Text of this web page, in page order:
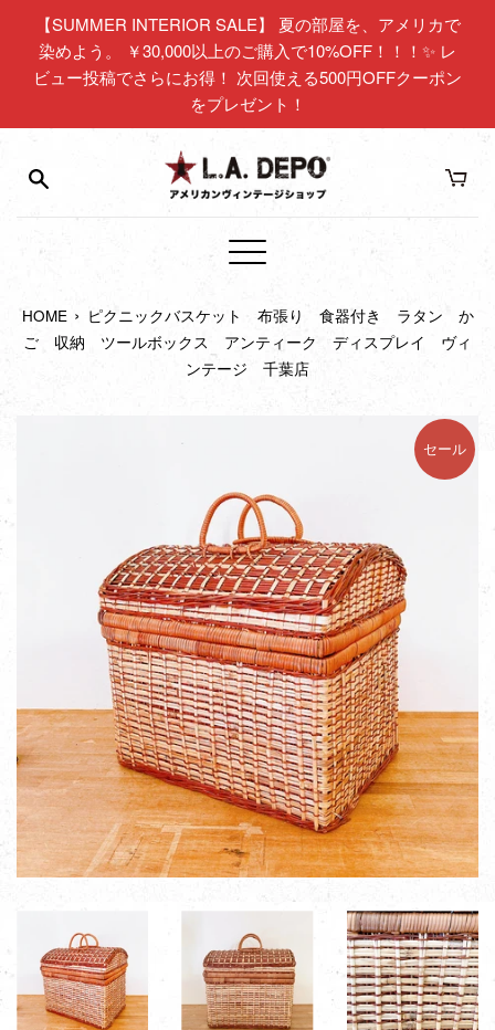
【SUMMER INTERIOR SALE】 夏の部屋を、アメリカで
染めよう。 ￥30,000以上のご購入で10%OFF！！！✨ レ
ビュー投稿でさらにお得！ 次回使える500円OFFクーポン
をプレゼント！
メ
ュ
ー
HOME › ピクニックバスケット 布張り 食器付き ラタン か
ご 収納 ツールボックス アンティーク ディスプレイ ヴィ
ンテージ 千葉店
セール